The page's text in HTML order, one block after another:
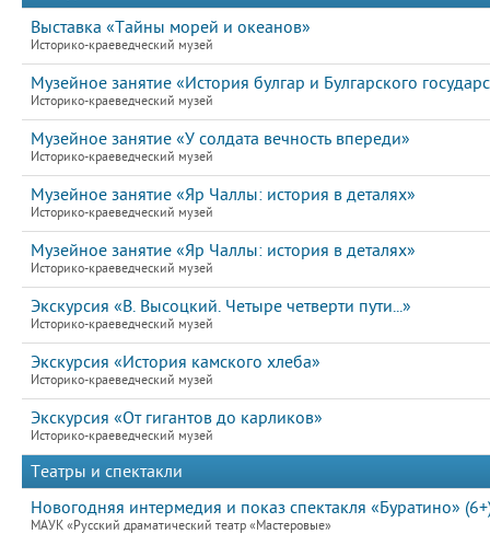
Выставка «Тайны морей и океанов»
Историко-краеведческий музей
Музейное занятие «История булгар и Булгарского
Историко-краеведческий музей
Музейное занятие «У солдата вечность впереди»
Историко-краеведческий музей
Музейное занятие «Яр Чаллы: история в деталях»
Историко-краеведческий музей
Музейное занятие «Яр Чаллы: история в деталях»
Историко-краеведческий музей
Экскурсия «В. Высоцкий. Четыре четверти пути...»
Историко-краеведческий музей
Экскурсия «История камского хлеба»
Историко-краеведческий музей
Экскурсия «От гигантов до карликов»
Историко-краеведческий музей
Театры и спектакли
Новогодняя интермедия и показ спектакля «Буратино»
МАУК «Русский драматический театр «Мастеровые»